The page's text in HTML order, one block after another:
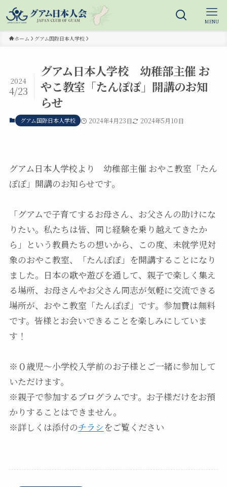
MENU
ホーム グアム国際日本人学校
グアム日本人学校 幼稚部主催 お
やこ教室「たんぽぽ」開講のお知
らせ
2024
4/23
グアム国際日本人学校 2024年4月23日 2024年5月10日
グアム日本人学校より 幼稚部主催 おやこ教室「たん
ぽぽ」開講のお知らせです。
「グアムで子育てするお母さん、お父さんの助けにな
りたい。私たちは皆、同じ経験を乗り越えてきたか
ら」という教員たちの想いから、この度、未就学児対
象のおやこ教室、「たんぽぽ」を開講することになり
ました。日本の歌や遊びを通して、親子で楽しく集え
る場所、お母さんやお父さん同志が気軽に交流できる
場所が、おやこ教室「たんぽぽ」です。参加費は無料
です。皆様とお会いできることを楽しみにしていま
す！
※０歳児～小学校入学前のお子様とご一緒に参加して
いただけます。
※親子で参加するプログラムです。お子様だけをお預
かりすることはできません。
※詳しくは添付のチラシをご覧ください